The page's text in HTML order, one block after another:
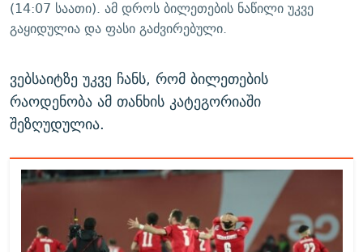
(14:07 საათი). ამ დროს ბილეთების ნაწილი უკვე
გაყიდულია და ფასი გაძვირებული.
ვებსაიტზე უკვე ჩანს, რომ ბილეთების
რაოდენობა ამ თანხის კატეგორიაში
შეზღუდულია.